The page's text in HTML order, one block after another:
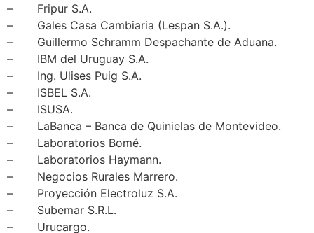
– Fripur S.A.
– Gales Casa Cambiaria (Lespan S.A.).
– Guillermo Schramm Despachante de Aduana.
– IBM del Uruguay S.A.
– Ing. Ulises Puig S.A.
– ISBEL S.A.
– ISUSA.
– LaBanca – Banca de Quinielas de Montevideo.
– Laboratorios Bomé.
– Laboratorios Haymann.
– Negocios Rurales Marrero.
– Proyección Electroluz S.A.
– Subemar S.R.L.
– Urucargo.